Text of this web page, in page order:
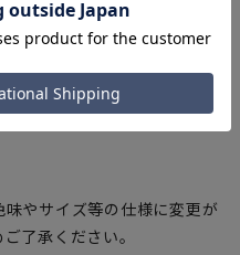
股上:25cm 股下:78cm
股上:25.5cm 股
やサイズ等の仕様に変更が
了承ください。